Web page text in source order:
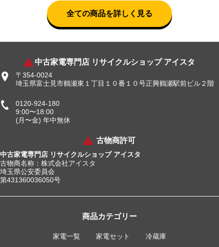
全ての商品を詳しく見る
中古家電専門店 リサイクルショップ アイスタ
〒354-0024
埼玉県富士見市鶴瀬東１丁目１０番１０号正興鶴瀬駅前ビル２階
0120-924-180
9:00〜18:00
(月〜金) 年中無休
古物商許可
中古家電専門店 リサイクルショップ アイスタ
古物商名称：株式会社アイスタ
埼玉県公安委員会
第431360036050号
商品カテゴリー
家電一覧 家電セット
冷蔵庫